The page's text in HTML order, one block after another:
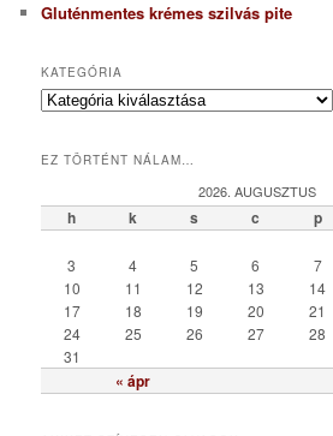
Gluténmentes krémes szilvás pite
KATEGÓRIA
K
e
ó
r
EZ TÖRTÉNT NÁLAM…
2026. AUGUSZTUS
h k s c p
« ápr
3
4 5 6 7
10
11 12 13 14
17
18 19 20 21
24
25 26 27 28
31